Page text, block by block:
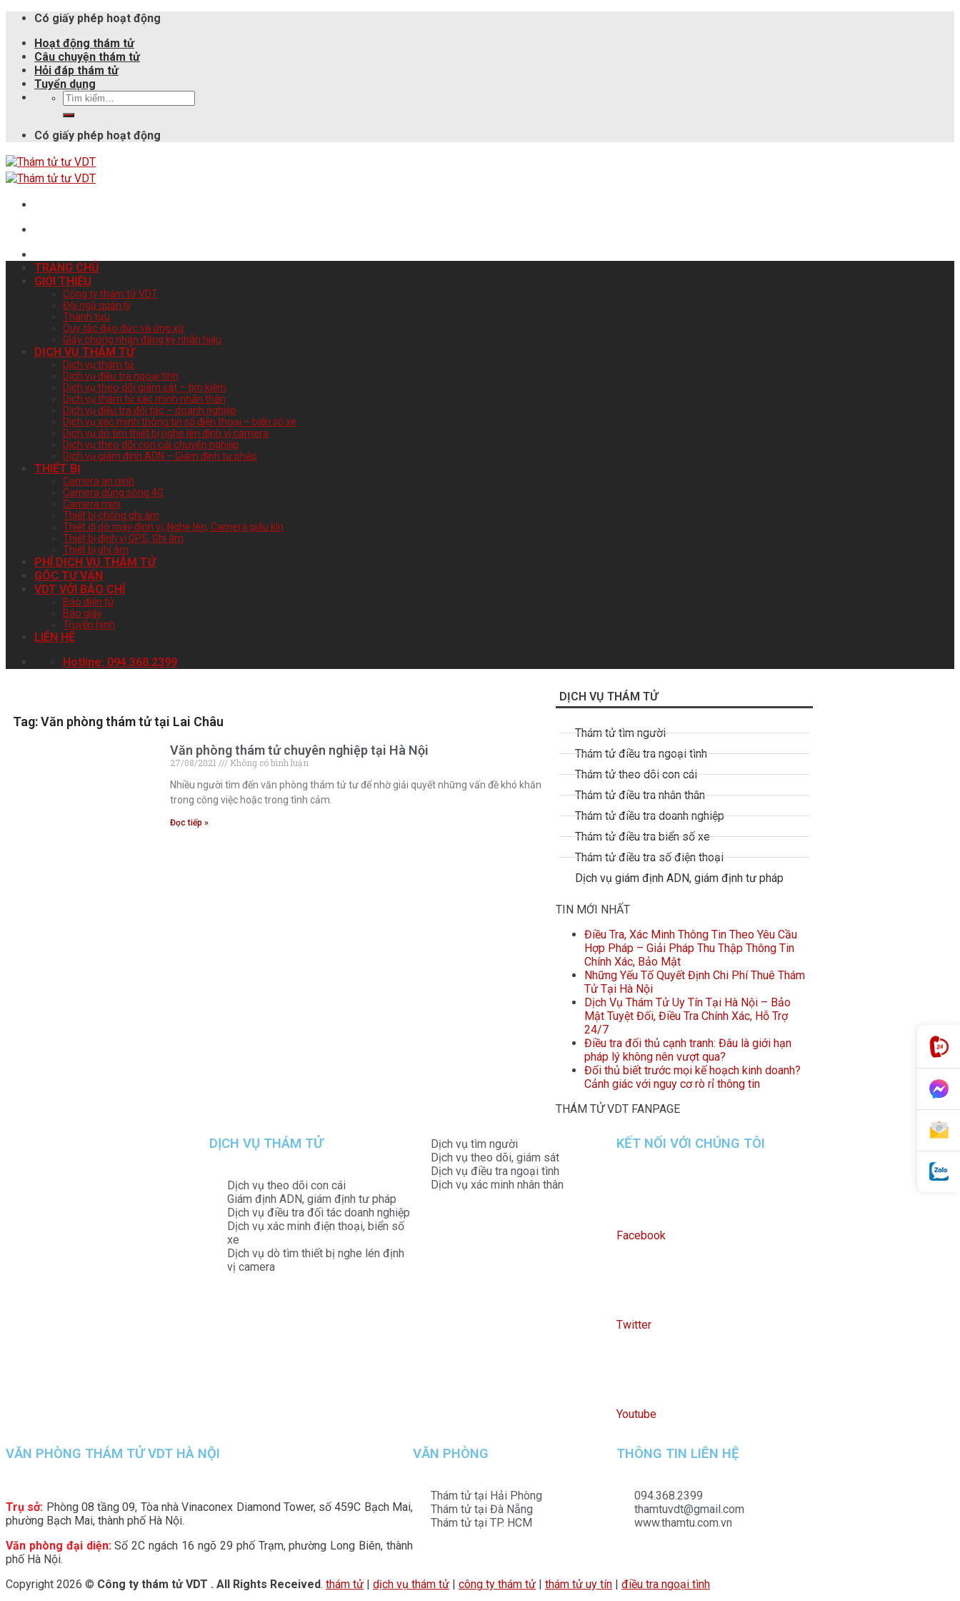
Có giấy phép hoạt động
Hoạt động thám tử
Câu chuyện thám tử
Hỏi đáp thám tử
Tuyển dụng
Có giấy phép hoạt động
TRANG CHỦ
GIỚI THIỆU
Công ty thám tử VDT
Đội ngũ quản lý
Thành tựu
Quy tắc đạo đức và ứng xử
Giấy chứng nhận đăng ký nhãn hiệu
DỊCH VỤ THÁM TỬ
Dịch vụ thám tử
Dịch vụ điều tra ngoại tình
Dịch vụ theo dõi giám sát – tìm kiếm
Dịch vụ thám tử xác minh nhân thân
Dịch vụ điều tra đối tác – doanh nghiệp
Dịch vụ xác minh thông tin số điện thoại – biển số xe
Dịch vụ dò tìm thiết bị nghe lén định vị camera
Dịch vụ theo dõi con cái chuyên nghiệp
Dịch vụ giám định ADN – Giám định tư pháp
THIẾT BỊ
Camera an ninh
Camera dùng sóng 4G
Camera mini
Thiết bị chống ghi âm
Thiết dị dò máy định vị, Nghe lén, Camera giấu kín
Thiết bị định vị GPS, Ghi âm
Thiết bị ghi âm
PHÍ DỊCH VỤ THÁM TỬ
GÓC TƯ VẤN
VDT VỚI BÁO CHÍ
Báo điện tử
Báo giấy
Truyền hình
LIÊN HỆ
Hotline: 094.368.2399
Tag: Văn phòng thám tử tại Lai Châu
Văn phòng thám tử chuyên nghiệp tại Hà Nội
27/08/2021
Không có bình luận
Nhiều người tìm đến văn phòng thám tử tư để nhờ giải quyết những vấn đề khó khăn
trong công việc hoặc trong tình cảm.
Đọc tiếp »
DỊCH VỤ THÁM TỬ
Thám tử tìm người
Thám tử điều tra ngoại tình
Thám tử theo dõi con cái
Thám tử điều tra nhân thân
Thám tử điều tra doanh nghiệp
Thám tử điều tra biển số xe
Thám tử điều tra số điện thoại
Dịch vụ giám định ADN, giám định tư pháp
TIN MỚI NHẤT
Điều Tra, Xác Minh Thông Tin Theo Yêu Cầu
Hợp Pháp – Giải Pháp Thu Thập Thông Tin
Chính Xác, Bảo Mật
Những Yếu Tố Quyết Định Chi Phí Thuê Thám
Tử Tại Hà Nội
Dịch Vụ Thám Tử Uy Tín Tại Hà Nội – Bảo
Mật Tuyệt Đối, Điều Tra Chính Xác, Hỗ Trợ
24/7
Điều tra đối thủ cạnh tranh: Đâu là giới hạn
pháp lý không nên vượt qua?
Đối thủ biết trước mọi kế hoạch kinh doanh?
Cảnh giác với nguy cơ rò rỉ thông tin
THÁM TỬ VDT FANPAGE
DỊCH VỤ THÁM TỬ
Dịch vụ theo dõi con cái
Giám định ADN, giám định tư pháp
Dịch vụ điều tra đối tác doanh nghiệp
Dịch vụ xác minh điện thoại, biển số
xe
Dịch vụ dò tìm thiết bị nghe lén định
vị camera
Dịch vụ tìm người
Dịch vụ theo dõi, giám sát
Dịch vụ điều tra ngoại tình
Dịch vụ xác minh nhân thân
KẾT NỐI VỚI CHÚNG TÔI
Facebook
Twitter
Youtube
VĂN PHÒNG THÁM TỬ VDT HÀ NỘI
Trụ sở: Phòng 08 tầng 09, Tòa nhà Vinaconex Diamond Tower, số 459C Bạch Mai,
phường Bạch Mai, thành phố Hà Nội.
Văn phòng đại diện:Số 2C ngách 16 ngõ 29 phố Trạm, phường Long Biên, thành
phố Hà Nội.
VĂN PHÒNG
Thám tử tại Hải Phòng
Thám tử tại Đà Nẵng
Thám tử tại TP. HCM
THÔNG TIN LIÊN HỆ
094.368.2399
thamtuvdt@gmail.com
www.thamtu.com.vn
Copyright 2026 © Công ty thám tử VDT . All Rights Received. thám tử | dịch vụ thám tử | công ty thám tử | thám tử uy tín | điều tra ngoại tình